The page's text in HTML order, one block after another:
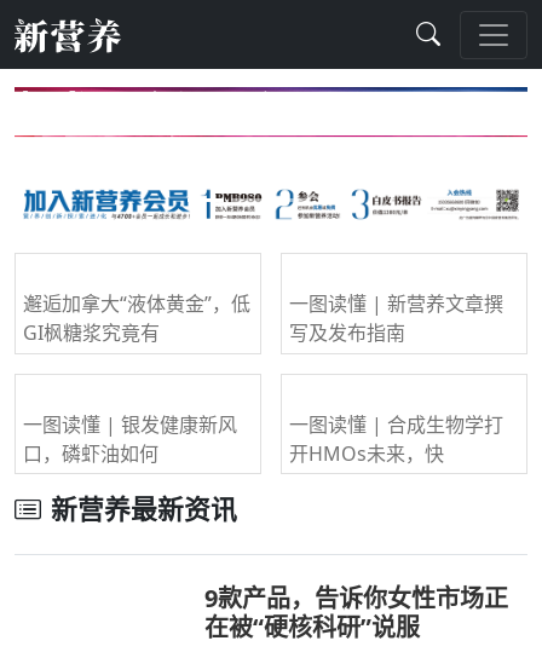
Previous Next
邂逅加拿大“液体黄金”，低
GI枫糖浆究竟有
一图读懂 | 新营养文章撰
写及发布指南
一图读懂 | 银发健康新风
口，磷虾油如何
一图读懂 | 合成生物学打
开HMOs未来，快
新营养最新资讯
9款产品，告诉你女性市场正
在被“硬核科研”说服